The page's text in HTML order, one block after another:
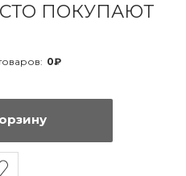
ПОКУПАЮТ
0₽